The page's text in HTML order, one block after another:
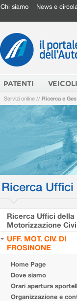
Chi siamo News e
PATENTI VEICOLI
Servizi online // Ricerca e
Ricerca
Ricerca Uffici della
Motorizzazione
UFF. MOT. CIV. DI
FROSINONE
Home Page
Dove siamo
Orari apertura
Organizzazione e